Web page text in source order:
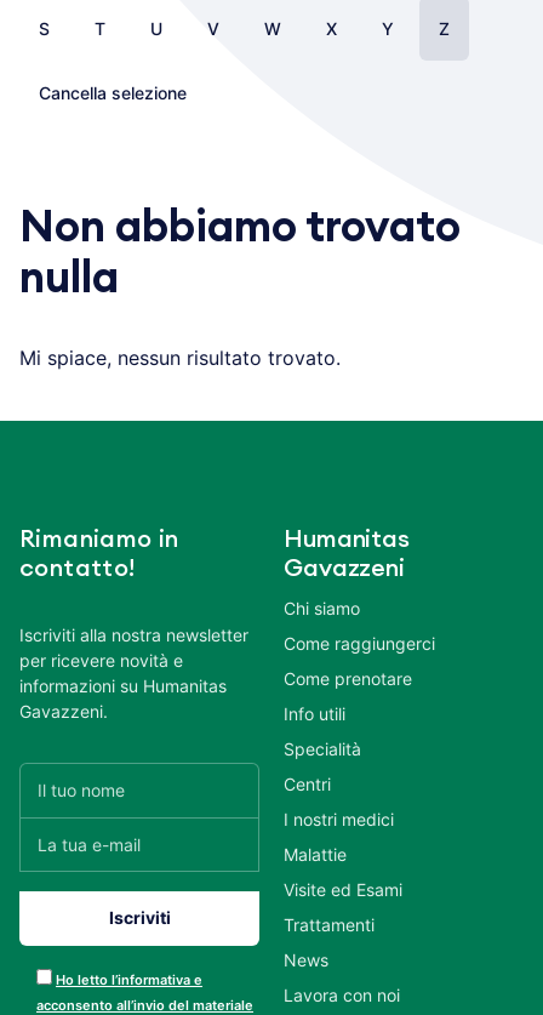
S T U V W X Y Z
Cancella selezione
Non abbiamo trovato
nulla
Mi spiace, nessun risultato trovato.
Rimaniamo in
contatto!
Iscriviti alla nostra newsletter
per ricevere novità e
informazioni su Humanitas
Gavazzeni.
Ho letto l’informativa e
acconsento all’invio del materiale
Humanitas
Gavazzeni
Chi siamo
Come raggiungerci
Come prenotare
Info utili
Specialità
Centri
I nostri medici
Malattie
Visite ed Esami
Trattamenti
News
Lavora con noi